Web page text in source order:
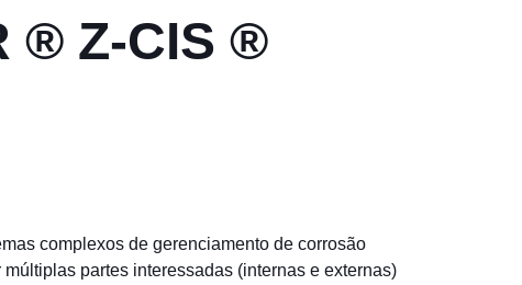
® Z-CIS ®
complexos de gerenciamento de corrosão
partes interessadas (internas e externas)